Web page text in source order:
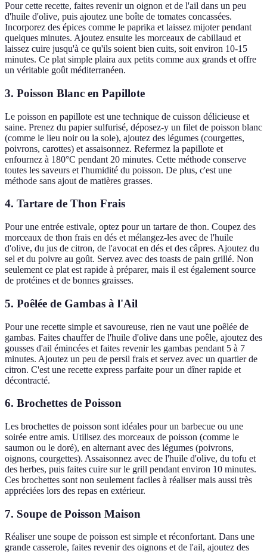
Pour cette recette, faites revenir un oignon et de l'ail dans un peu
d'huile d'olive, puis ajoutez une boîte de tomates concassées.
Incorporez des épices comme le paprika et laissez mijoter pendant
quelques minutes. Ajoutez ensuite les morceaux de cabillaud et
laissez cuire jusqu'à ce qu'ils soient bien cuits, soit environ 10-15
minutes. Ce plat simple plaira aux petits comme aux grands et offre
un véritable goût méditerranéen.
3. Poisson Blanc en Papillote
Le poisson en papillote est une technique de cuisson délicieuse et
saine. Prenez du papier sulfurisé, déposez-y un filet de poisson blanc
(comme le lieu noir ou la sole), ajoutez des légumes (courgettes,
poivrons, carottes) et assaisonnez. Refermez la papillote et
enfournez à 180°C pendant 20 minutes. Cette méthode conserve
toutes les saveurs et l'humidité du poisson. De plus, c'est une
méthode sans ajout de matières grasses.
4. Tartare de Thon Frais
Pour une entrée estivale, optez pour un tartare de thon. Coupez des
morceaux de thon frais en dés et mélangez-les avec de l'huile
d'olive, du jus de citron, de l'avocat en dés et des câpres. Ajoutez du
sel et du poivre au goût. Servez avec des toasts de pain grillé. Non
seulement ce plat est rapide à préparer, mais il est également source
de protéines et de bonnes graisses.
5. Poêlée de Gambas à l'Ail
Pour une recette simple et savoureuse, rien ne vaut une poêlée de
gambas. Faites chauffer de l'huile d'olive dans une poêle, ajoutez des
gousses d'ail émincées et faites revenir les gambas pendant 5 à 7
minutes. Ajoutez un peu de persil frais et servez avec un quartier de
citron. C'est une recette express parfaite pour un dîner rapide et
décontracté.
6. Brochettes de Poisson
Les brochettes de poisson sont idéales pour un barbecue ou une
soirée entre amis. Utilisez des morceaux de poisson (comme le
saumon ou le doré), en alternant avec des légumes (poivrons,
oignons, courgettes). Assaisonnez avec de l'huile d'olive, du tofu et
des herbes, puis faites cuire sur le grill pendant environ 10 minutes.
Ces brochettes sont non seulement faciles à réaliser mais aussi très
appréciées lors des repas en extérieur.
7. Soupe de Poisson Maison
Réaliser une soupe de poisson est simple et réconfortant. Dans une
grande casserole, faites revenir des oignons et de l'ail, ajoutez des